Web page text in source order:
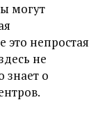
могут
это непростая
не
знает о